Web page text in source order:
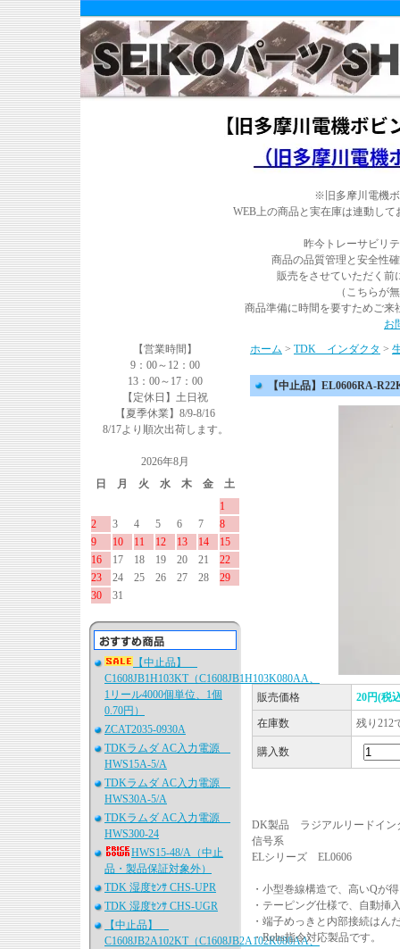
※旧多摩川電機
WEB上の商品と実在庫は連動し
昨今トレーサビリ
商品の品質管理と安全性
販売をさせていただく前
（こちらが
商品準備に時間を要すためご来
お
【営業時間】
9：00～12：00
13：00～17：00
【定休日】土日祝
【夏季休業】8/9-8/16
8/17より順次出荷します。
2026年8月
日
月 火 水 木 金
土
1
2
3 4 5 6 7
8
9
10 11 12 13 14
15
16
17 18 19 20 21
22
23
24 25 26 27 28
29
30
31
【中止品】
C1608JB1H103KT（C1608JB1H103K080AA、
1リール4000個単位、1個
0.70円）
ZCAT2035-0930A
TDKラムダ AC入力電源
HWS15A-5/A
TDKラムダ AC入力電源
HWS30A-5/A
TDKラムダ AC入力電源
HWS300-24
HWS15-48/A（中止
品・製品保証対象外）
TDK 湿度ｾﾝｻ CHS-UPR
TDK 湿度ｾﾝｻ CHS-UGR
【中止品】
C1608JB2A102KT（C1608JB2A102K080AA、
ホーム > TDK インダクタ >
【中止品】EL0606RA-
販売価格 20円(税
在庫数 残り212
購入数
DK製品 ラジアルリードイン
信号系
ELシリーズ EL0606
・小型巻線構造で、高いQが
・テーピング仕様で、自動挿
・端子めっきと内部接続はん
・Rohs指令対応製品です。